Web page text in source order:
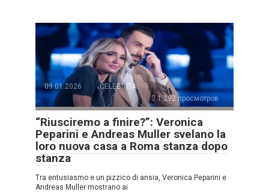
09.01.2026
CELEBRITÀ
1.292 просмотров
“Riusciremo a finire?”: Veronica
Peparini e Andreas Muller svelano la
loro nuova casa a Roma stanza dopo
stanza
Tra entusiasmo e un pizzico di ansia, Veronica Peparini e
Andreas Muller mostrano ai